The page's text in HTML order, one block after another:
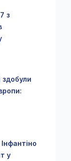
з
здобули
у